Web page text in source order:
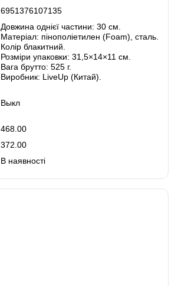
6951376107135
Довжина однієї частини: 30 см.
Матеріал: пінополіетилен (Foam), сталь.
Колір блакитний.
Розміри упаковки: 31,5×14×11 см.
Вага брутто: 525 г.
Виробник: LiveUp (Китай).
Выкл
468.00
372.00
В наявності